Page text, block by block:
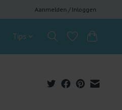
Aanmelden / Inloggen
Tips